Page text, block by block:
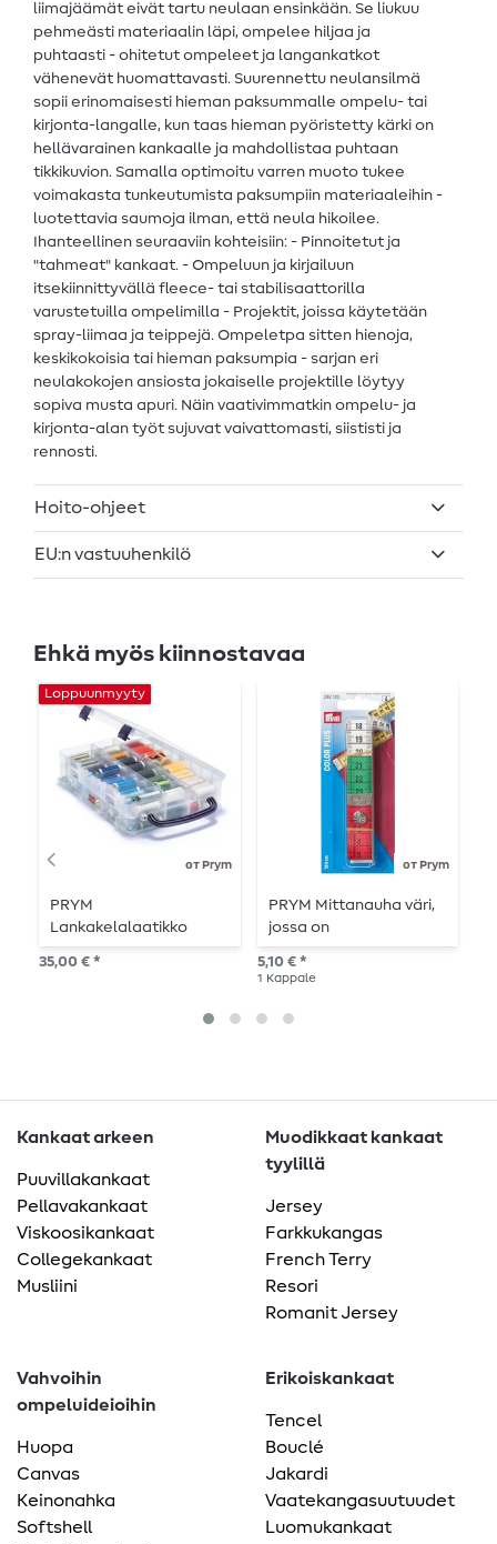
liimajäämät eivät tartu neulaan ensinkään. Se liukuu
pehmeästi materiaalin läpi, ompelee hiljaa ja
puhtaasti - ohitetut ompeleet ja langankatkot
vähenevät huomattavasti. Suurennettu neulansilmä
sopii erinomaisesti hieman paksummalle ompelu- tai
kirjonta-langalle, kun taas hieman pyöristetty kärki on
hellävarainen kankaalle ja mahdollistaa puhtaan
tikkikuvion. Samalla optimoitu varren muoto tukee
voimakasta tunkeutumista paksumpiin materiaaleihin -
luotettavia saumoja ilman, että neula hikoilee.
Ihanteellinen seuraaviin kohteisiin: - Pinnoitetut ja
"tahmeat" kankaat. - Ompeluun ja kirjailuun
itsekiinnittyvällä fleece- tai stabilisaattorilla
varustetuilla ompelimilla - Projektit, joissa käytetään
spray-liimaa ja teippejä. Ompeletpa sitten hienoja,
keskikokoisia tai hieman paksumpia - sarjan eri
neulakokojen ansiosta jokaiselle projektille löytyy
sopiva musta apuri. Näin vaativimmatkin ompelu- ja
kirjonta-alan työt sujuvat vaivattomasti, siististi ja
rennosti.
Hoito-ohjeet
EU:n vastuuhenkilö
Ehkä myös kiinnostavaa
от Prym
Loppuunmyyty
PRYM
Lankakelalaatikko
35,00 € *
от Prym
PRYM Mittanauha väri,
jossa on
nepparikiinnitys - 150cm
5,10 € *
1 Kappale
Kankaat arkeen
Puuvillakankaat
Pellavakankaat
Viskoosikankaat
Collegekankaat
Musliini
Muodikkaat kankaat
tyylillä
Jersey
Farkkukangas
French Terry
Resori
Romanit Jersey
Vahvoihin
ompeluideioihin
Huopa
Canvas
Keinonahka
Softshell
Erikoiskankaat
Tencel
Bouclé
Jakardi
Vaatekangasuutuudet
Luomukankaat